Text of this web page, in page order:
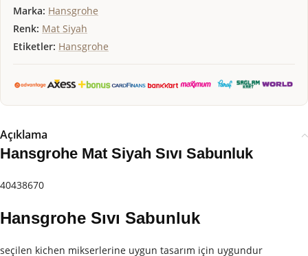
Marka: Hansgrohe
Renk: Mat Siyah
Etiketler: Hansgrohe
Açıklama
Hansgrohe Mat Siyah Sıvı Sabunluk
40438670
Hansgrohe Sıvı Sabunluk
seçilen kichen mikserlerine uygun tasarım için uygundur